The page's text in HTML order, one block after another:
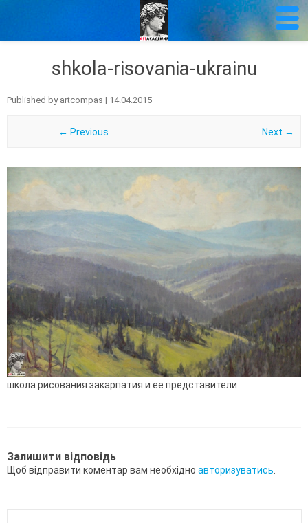
shkola-risovania-ukrainu
Published by artcompas | 14.04.2015
← Previous Next →
школа рисования закарпатия и ее представители
Залишити відповідь
Щоб відправити коментар вам необхідно авторизуватись